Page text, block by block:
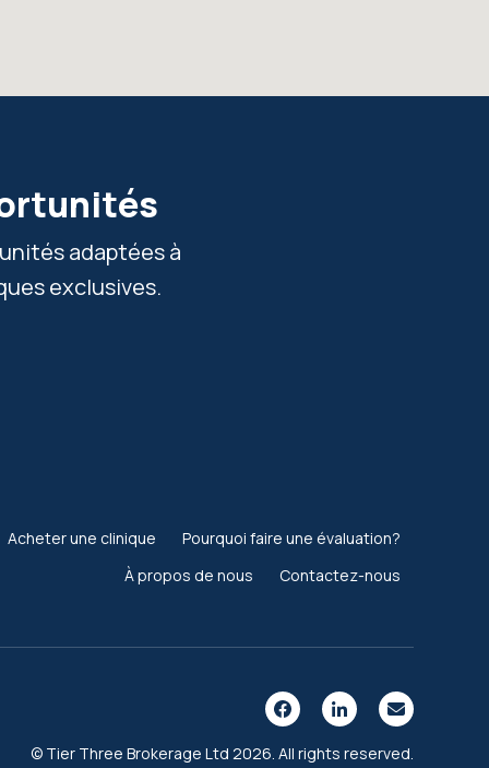
adaptées à
exclusives.
Acheter une clinique
Pourquoi faire une évaluation?
À propos de nous
Contactez-nous
© Tier Three Brokerage Ltd 2026. All rights reserved.